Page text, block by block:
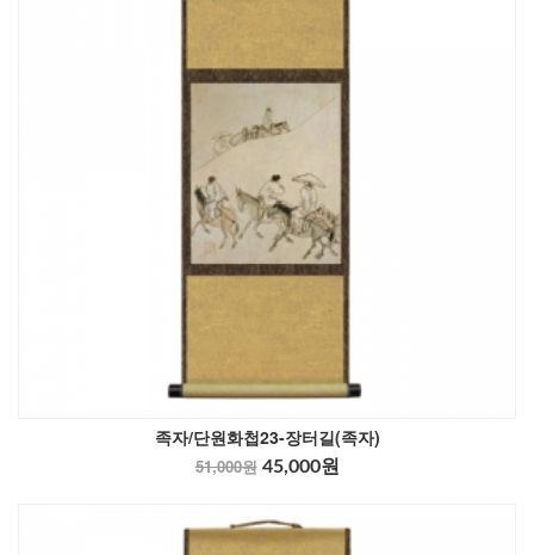
족자/단원화첩23-장터길(족자)
51,000원 45,000원